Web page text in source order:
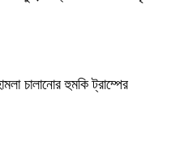
চালানোর হুমকি ট্রাম্পের